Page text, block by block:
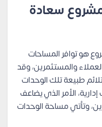
سعادة
هو توافر المساحات
والمستثمرين، وقد
طبيعة تلك الوحدات
الأمر الذي يضاعف
وتأتي مساحة الوحدات